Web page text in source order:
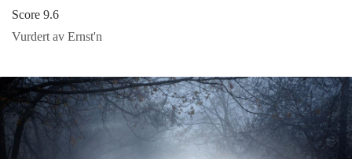
Score 9.6
Vurdert av Ernst'n